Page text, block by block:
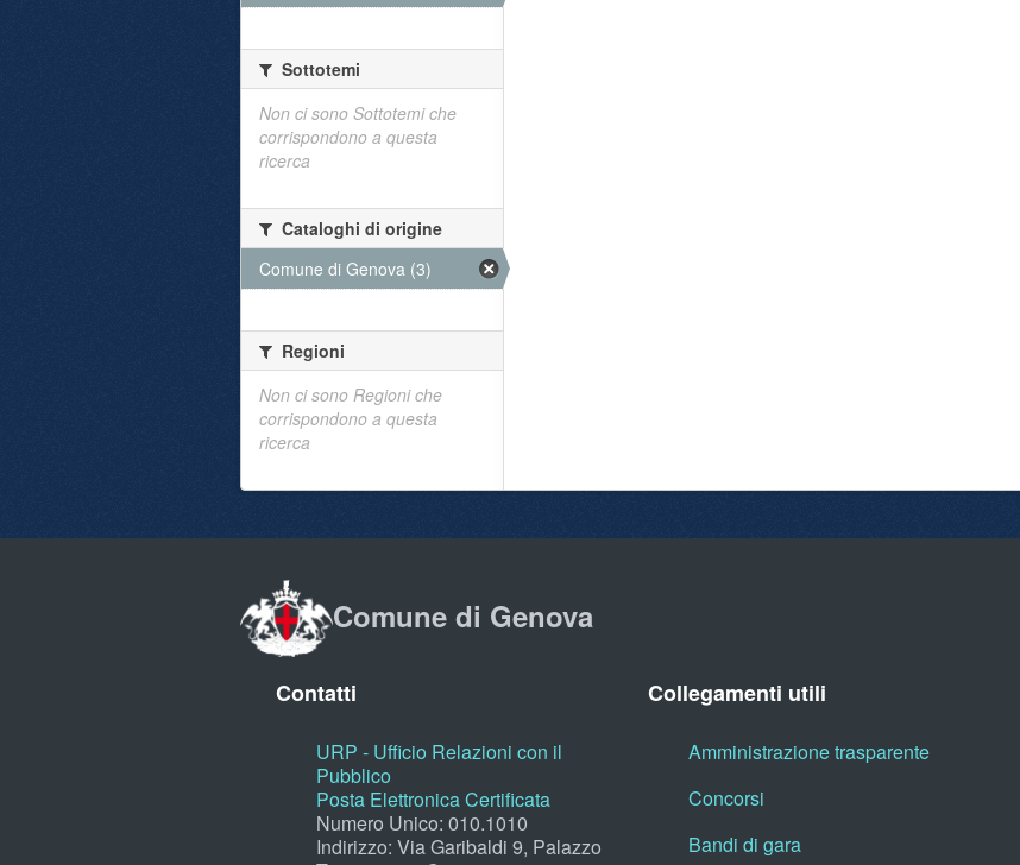
Sottotemi
Non ci sono Sottotemi che
corrispondono a questa
ricerca
Cataloghi di origine
Comune di Genova (3)
Regioni
Non ci sono Regioni che
corrispondono a questa
ricerca
Comune di Genova
Contatti
URP - Ufficio Relazioni con il
Pubblico
Posta Elettronica Certificata
Numero Unico: 010.1010
Indirizzo: Via Garibaldi 9, Palazzo
Collegamenti utili
Amministrazione trasparente
Concorsi
Bandi di gara